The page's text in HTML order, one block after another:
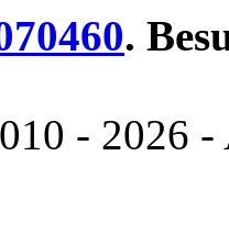
.
- 2026 -